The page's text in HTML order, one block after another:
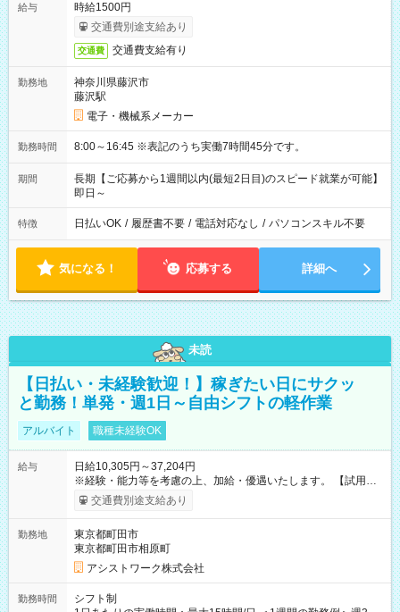
給与
時給1500円
交通費別途支給あり
交通費 交通費支給有り
勤務地
神奈川県藤沢市
藤沢駅
電子・機械系メーカー
勤務時間 8:00～16:45 ※表記のうち実働7時間45分です。
期間
長期【ご応募から1週間以内(最短2日目)のスピード就業が可能】
即日～
特徴 日払いOK / 履歴書不要 / 電話対応なし / パソコンスキル不要
気になる！ 応募する 詳細へ
未読
【日払い・未経験歓迎！】稼ぎたい日にサクッ
と勤務！単発・週1日～自由シフトの軽作業
アルバイト 職種未経験OK
給与
日給10,305円～37,204円
※経験・能力等を考慮の上、加給・優遇いたします。 【試用期
間】試用期間なし
交通費別途支給あり
勤務地
東京都町田市
東京都町田市相原町
アシストワーク株式会社
勤務時間
シフト制